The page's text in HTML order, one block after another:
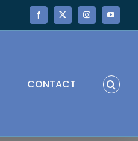
Facebook
X InstagramYouTube
CONTACT